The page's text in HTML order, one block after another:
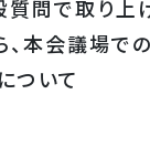
問で取り上
、本会議場
ついて